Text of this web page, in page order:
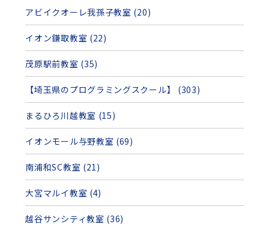
アビイクオーレ我孫子教室 (20)
イオン鎌取教室 (22)
茂原駅前教室 (35)
【埼玉県のプログラミングスクール】 (303)
まるひろ川越教室 (15)
イオンモール与野教室 (69)
南浦和SC教室 (21)
大宮マルイ教室 (4)
越谷サンシティ教室 (36)